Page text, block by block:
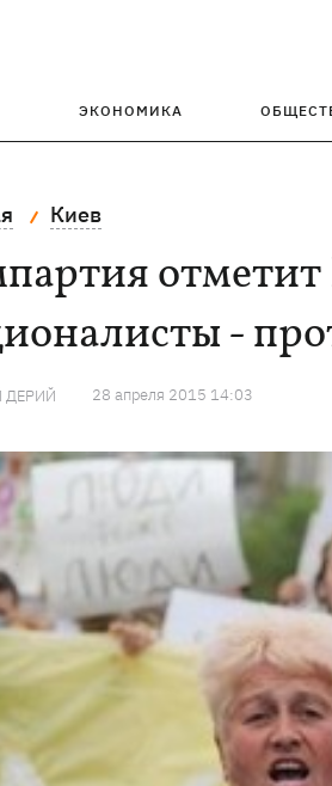
ЭКОНОМИКА
Киев
-
ДЕРИЙ 28 апреля 2015 14:03